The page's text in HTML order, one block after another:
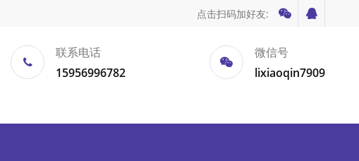
点击扫码加好友:
联系电话
15956996782
微信号
lixiaoqin7909